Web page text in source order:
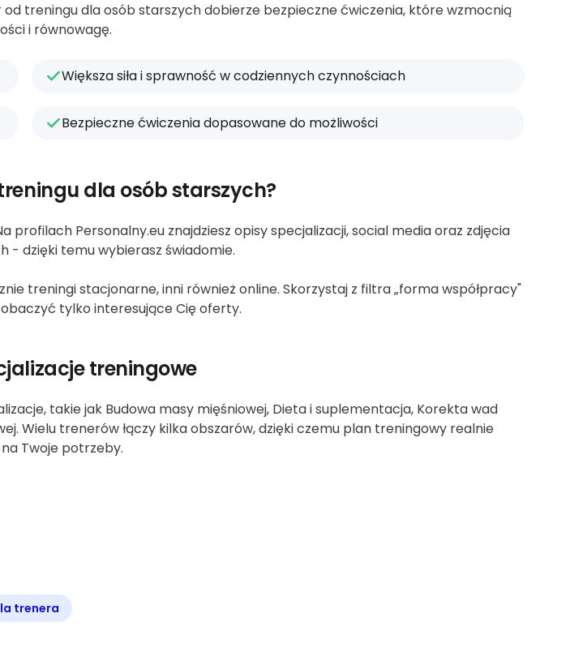
treningu dla osób starszych dobierze bezpieczne ćwiczenia, które wzmocnią
i równowagę.
Większa siła i sprawność w codziennych czynnościach
Bezpieczne ćwiczenia dopasowane do możliwości
dla osób starszych?
Personalny.eu znajdziesz opisy specjalizacji, social media oraz zdjęcia
- dzięki temu wybierasz świadomie.
treningi stacjonarne, inni również online. Skorzystaj z filtra „forma współpracy"
tylko interesujące Cię oferty.
treningowe
takie jak Budowa masy mięśniowej, Dieta i suplementacja, Korekta wad
Wielu trenerów łączy kilka obszarów, dzięki czemu plan treningowy realnie
Twoje potrzeby.
trenera